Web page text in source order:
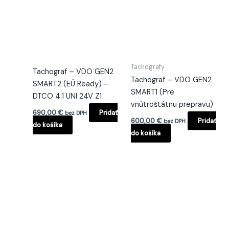
Tachograf – VDO GEN2
SMART2 (EÚ Ready) –
DTCO 4.1 UNI 24V Z1
690,00€ bez DPH
Pridať
do košíka
Tachografy
Tachograf – VDO GEN2
SMART1 (Pre
vnútroštátnu prepravu)
600,00€ bez DPH
Pridať
do košíka